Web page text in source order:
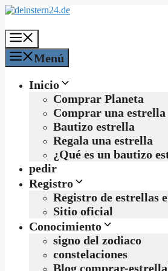
Saltar
contenido
Menú
Inicio
Comprar Planeta
Comprar una estrella
Bautizo estrella
Regala una estrella
¿Qué es un bautizo
pedir
Registro
Registro de estrellas
Sitio oficial
Conocimiento
signo del zodiaco
constelaciones
Blog comprar-